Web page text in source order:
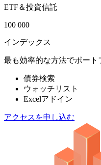
ETF＆投資信託
100 000
インデックス
最も効率的な方法でポート
債券検索
ウォッチリスト
Excelアドイン
アクセスを申し込む